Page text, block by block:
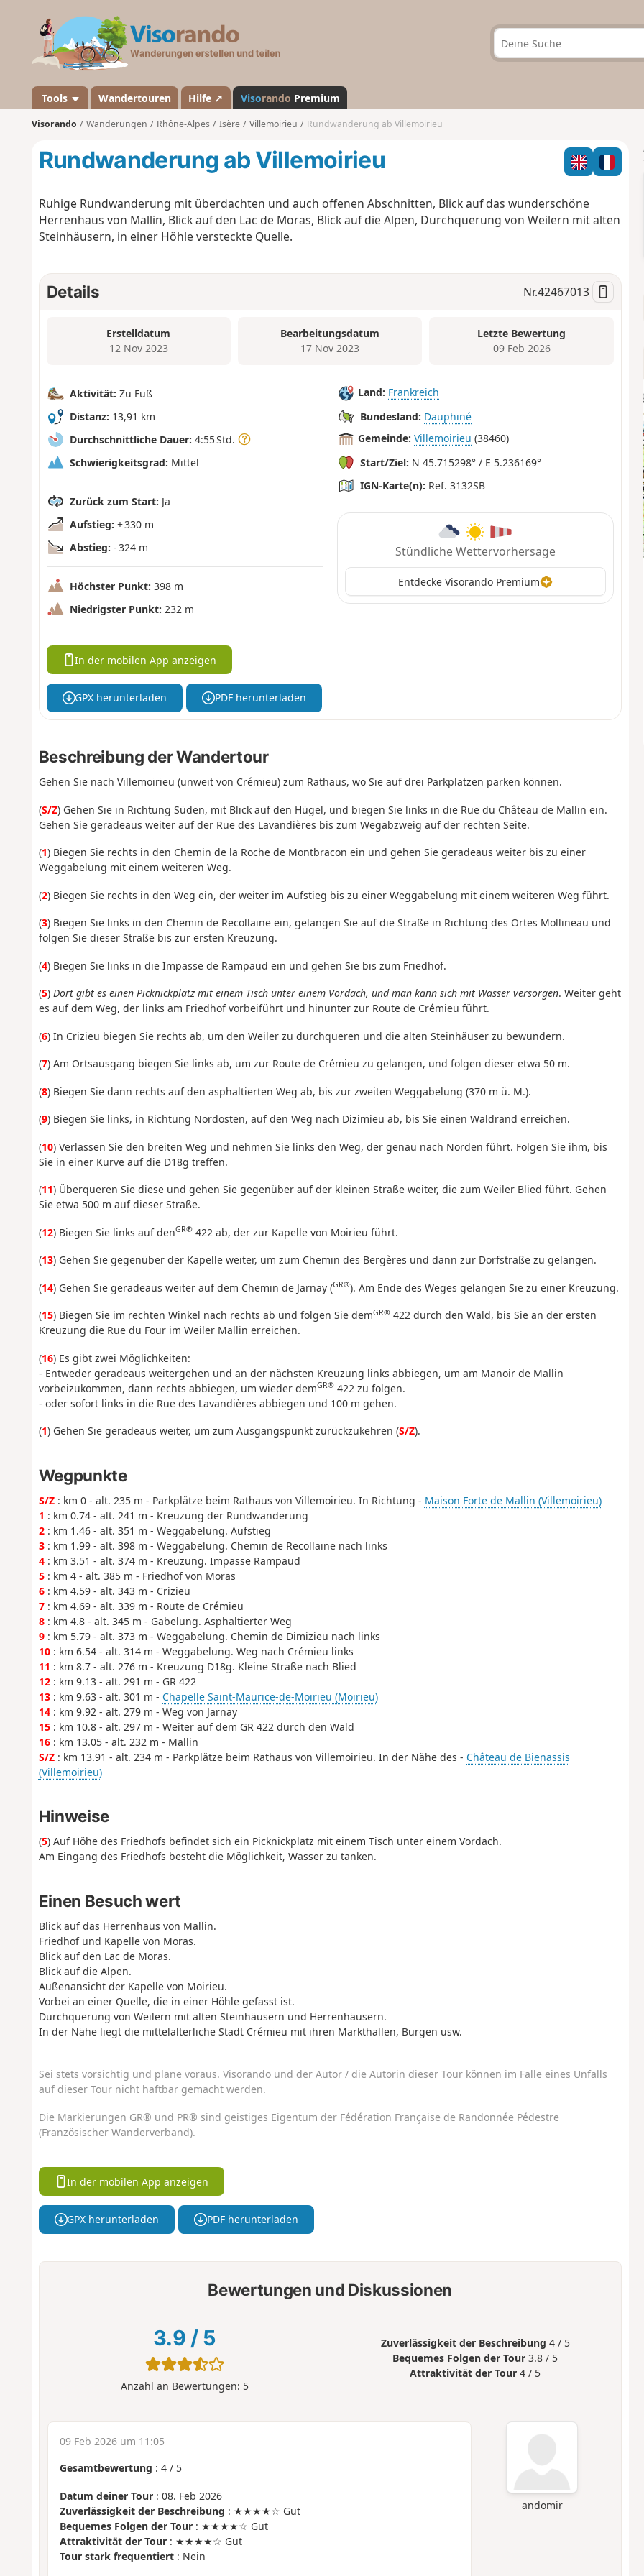
a
n
d
Tools Wandertouren Hilfe ↗ Visorando Premium
Visorando Wanderungen Rhône-Alpes Isère Villemoirieu Rundwanderung ab Villemoirieu
Rundwanderung ab Villemoirieu
Ruhige Rundwanderung mit überdachten und auch offenen Abschnitten, Blick auf das wunderschöne
Herrenhaus von Mallin, Blick auf den Lac de Moras, Blick auf die Alpen, Durchquerung von Weilern mit alten
Steinhäusern, in einer Höhle versteckte Quelle.
Details Nr.42467013
Erstelldatum
12 Nov 2023
Bearbeitungsdatum
17 Nov 2023
Letzte Bewertung
09 Feb 2026
Aktivität: Zu Fuß
Distanz: 13,91 km
Durchschnittliche Dauer: 4:55 Std.
Schwierigkeitsgrad: Mittel
Zurück zum Start: Ja
Aufstieg: + 330 m
Abstieg: - 324 m
Höchster Punkt: 398 m
Niedrigster Punkt: 232 m
Land: Frankreich
Bundesland: Dauphiné
Gemeinde: Villemoirieu (38460)
Start/Ziel: N 45.715298° / E 5.236169°
IGN-Karte(n): Ref. 3132SB
Stündliche Wettervorhersage
Entdecke Visorando Premium
In der mobilen App anzeigen
GPX herunterladen PDF herunterladen
Beschreibung der Wandertour
Gehen Sie nach Villemoirieu (unweit von Crémieu) zum Rathaus, wo Sie auf drei Parkplätzen parken können.
(S/Z) Gehen Sie in Richtung Süden, mit Blick auf den Hügel, und biegen Sie links in die Rue du Château de Mallin ein.
Gehen Sie geradeaus weiter auf der Rue des Lavandières bis zum Wegabzweig auf der rechten Seite.
(1) Biegen Sie rechts in den Chemin de la Roche de Montbracon ein und gehen Sie geradeaus weiter bis zu einer
Weggabelung mit einem weiteren Weg.
(2) Biegen Sie rechts in den Weg ein, der weiter im Aufstieg bis zu einer Weggabelung mit einem weiteren Weg führt.
(3) Biegen Sie links in den Chemin de Recollaine ein, gelangen Sie auf die Straße in Richtung des Ortes Mollineau und
folgen Sie dieser Straße bis zur ersten Kreuzung.
(4) Biegen Sie links in die Impasse de Rampaud ein und gehen Sie bis zum Friedhof.
(5) Dort gibt es einen Picknickplatz mit einem Tisch unter einem Vordach, und man kann sich mit Wasser versorgen. Weiter geht
es auf dem Weg, der links am Friedhof vorbeiführt und hinunter zur Route de Crémieu führt.
(6) In Crizieu biegen Sie rechts ab, um den Weiler zu durchqueren und die alten Steinhäuser zu bewundern.
(7) Am Ortsausgang biegen Sie links ab, um zur Route de Crémieu zu gelangen, und folgen dieser etwa 50 m.
(8) Biegen Sie dann rechts auf den asphaltierten Weg ab, bis zur zweiten Weggabelung (370 m ü. M.).
(9) Biegen Sie links, in Richtung Nordosten, auf den Weg nach Dizimieu ab, bis Sie einen Waldrand erreichen.
(10) Verlassen Sie den breiten Weg und nehmen Sie links den Weg, der genau nach Norden führt. Folgen Sie ihm, bis
Sie in einer Kurve auf die D18g treffen.
(11) Überqueren Sie diese und gehen Sie gegenüber auf der kleinen Straße weiter, die zum Weiler Blied führt. Gehen
Sie etwa 500 m auf dieser Straße.
(12) Biegen Sie links auf denGR®422 ab, der zur Kapelle von Moirieu führt.
(13) Gehen Sie gegenüber der Kapelle weiter, um zum Chemin des Bergères und dann zur Dorfstraße zu gelangen.
(14) Gehen Sie geradeaus weiter auf dem Chemin de Jarnay (GR®). Am Ende des Weges gelangen Sie zu einer Kreuzung.
(15) Biegen Sie im rechten Winkel nach rechts ab und folgen Sie demGR®422 durch den Wald, bis Sie an der ersten
Kreuzung die Rue du Four im Weiler Mallin erreichen.
(16) Es gibt zwei Möglichkeiten:
- Entweder geradeaus weitergehen und an der nächsten Kreuzung links abbiegen, um am Manoir de Mallin
vorbeizukommen, dann rechts abbiegen, um wieder demGR®422 zu folgen.
- oder sofort links in die Rue des Lavandières abbiegen und 100 m gehen.
(1) Gehen Sie geradeaus weiter, um zum Ausgangspunkt zurückzukehren (S/Z).
Wegpunkte
S/Z: km 0 - alt. 235 m - Parkplätze beim Rathaus von Villemoirieu. In Richtung - Maison Forte de Mallin (Villemoirieu)
1 : km 0.74 - alt. 241 m - Kreuzung der Rundwanderung
2: km 1.46 - alt. 351 m - Weggabelung. Aufstieg
3: km 1.99 - alt. 398 m - Weggabelung. Chemin de Recollaine nach links
4: km 3.51 - alt. 374 m - Kreuzung. Impasse Rampaud
5: km 4 - alt. 385 m - Friedhof von Moras
6: km 4.59 - alt. 343 m - Crizieu
7: km 4.69 - alt. 339 m - Route de Crémieu
8: km 4.8 - alt. 345 m - Gabelung. Asphaltierter Weg
9: km 5.79 - alt. 373 m - Weggabelung. Chemin de Dimizieu nach links
10: km 6.54 - alt. 314 m - Weggabelung. Weg nach Crémieu links
11 : km 8.7 - alt. 276 m - Kreuzung D18g. Kleine Straße nach Blied
12: km 9.13 - alt. 291 m - GR 422
13: km 9.63 - alt. 301 m - Chapelle Saint-Maurice-de-Moirieu (Moirieu)
14: km 9.92 - alt. 279 m - Weg von Jarnay
15: km 10.8 - alt. 297 m - Weiter auf dem GR 422 durch den Wald
16: km 13.05 - alt. 232 m - Mallin
S/Z: km 13.91 - alt. 234 m - Parkplätze beim Rathaus von Villemoirieu. In der Nähe des - Château de Bienassis
(Villemoirieu)
Hinweise
(5) Auf Höhe des Friedhofs befindet sich ein Picknickplatz mit einem Tisch unter einem Vordach.
Am Eingang des Friedhofs besteht die Möglichkeit, Wasser zu tanken.
Einen Besuch wert
Blick auf das Herrenhaus von Mallin.
Friedhof und Kapelle von Moras.
Blick auf den Lac de Moras.
Blick auf die Alpen.
Außenansicht der Kapelle von Moirieu.
Vorbei an einer Quelle, die in einer Höhle gefasst ist.
Durchquerung von Weilern mit alten Steinhäusern und Herrenhäusern.
In der Nähe liegt die mittelalterliche Stadt Crémieu mit ihren Markthallen, Burgen usw.
Sei stets vorsichtig und plane voraus. Visorando und der Autor / die Autorin dieser Tour können im Falle eines Unfalls
auf dieser Tour nicht haftbar gemacht werden.
Die Markierungen GR® und PR® sind geistiges Eigentum der Fédération Française de Randonnée Pédestre
(Französischer Wanderverband).
In der mobilen App anzeigen
GPX herunterladen PDF herunterladen
Bewertungen und Diskussionen
3.9 / 5
Anzahl an Bewertungen: 5
Zuverlässigkeit der Beschreibung 4 / 5
Bequemes Folgen der Tour 3.8 / 5
Attraktivität der Tour 4 / 5
andomir
09 Feb 2026 um 11:05
Gesamtbewertung : 4/ 5
Datum deiner Tour: 08. Feb 2026
Zuverlässigkeit der Beschreibung : ★★★★☆ Gut
Bequemes Folgen der Tour: ★★★★☆ Gut
Attraktivität der Tour: ★★★★☆ Gut
Tour stark frequentiert: Nein